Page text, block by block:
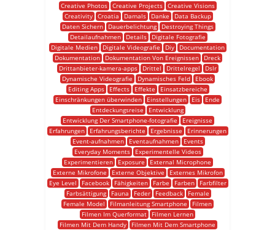
Creative Photos
Creative Projects
Creative Visions
Creativity
Croatia Damals Danke
Data Backup
Daten Sichern
Dauerbelichtung
Destroying Things
Detailaufnahmen
Details
Digitale Fotografie
Digitale Medien
Digitale Videografie Diy
Documentation
Dokumentation
Dokumentation Von Ereignissen
Dreck
Drittanbieter-kamera-apps
Drittel Drittelregel
Dslr
Dynamische Videografie
Dynamisches Feld
Ebook
Editing Apps
Effects Effekte
Einsatzbereiche
Einschränkungen überwinden
Einstellungen Eis
Ende
Entdeckungsreise
Entwicklung
Entwicklung Der Smartphone-fotografie
Ereignisse
Erfahrungen
Erfahrungsberichte Ergebnisse
Erinnerungen
Event-aufnahmen
Eventaufnahmen
Events
Everyday Moments
Experimentelle Videos
Experimentieren
Exposure
External Microphone
Externe Mikrofone
Externe Objektive
Externes Mikrofon
Eye Level
Facebook Fähigkeiten Farbe Farben
Farbfilter
Farbsättigung
Fauna Feder Feedback
Female
Female Model
Filmanleitung Smartphone
Filmen
Filmen Im Querformat
Filmen Lernen
Filmen Mit Dem Handy
Filmen Mit Dem Smartphone